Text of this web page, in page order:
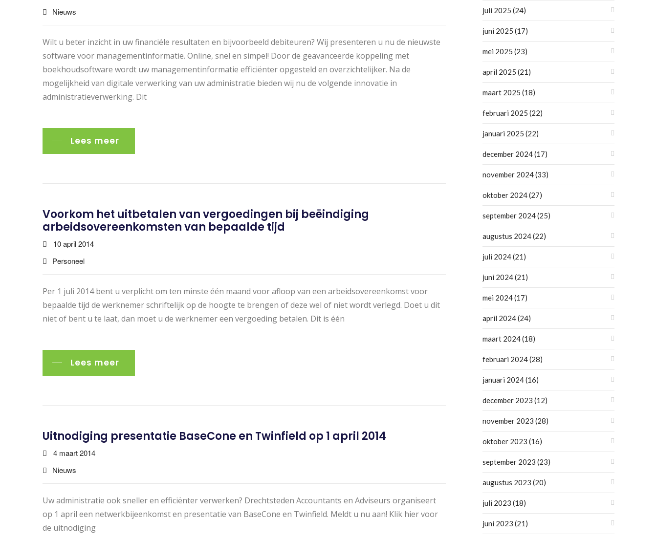
Nieuws
Wilt u beter inzicht in uw financiële resultaten en bijvoorbeeld debiteuren? Wij presenteren u nu de nieuwste
software voor managementinformatie. Online, snel en simpel! Door de geavanceerde koppeling met
boekhoudsoftware wordt uw managementinformatie efficiënter opgesteld en overzichtelijker. Na de
mogelijkheid van digitale verwerking van uw administratie bieden wij nu de volgende innovatie in
administratieverwerking. Dit
Lees meer
Voorkom het uitbetalen van vergoedingen bij beëindiging
arbeidsovereenkomsten van bepaalde tijd
10 april 2014
Personeel
Per 1 juli 2014 bent u verplicht om ten minste één maand voor afloop van een arbeidsovereenkomst voor
bepaalde tijd de werknemer schriftelijk op de hoogte te brengen of deze wel of niet wordt verlegd. Doet u dit
niet of bent u te laat, dan moet u de werknemer een vergoeding betalen. Dit is één
Lees meer
Uitnodiging presentatie BaseCone en Twinfield op 1 april 2014
4 maart 2014
Nieuws
Uw administratie ook sneller en efficiënter verwerken? Drechtsteden Accountants en Adviseurs organiseert
op 1 april een netwerkbijeenkomst en presentatie van BaseCone en Twinfield. Meldt u nu aan! Klik hier voor
de uitnodiging
juli 2025 (24)
juni 2025 (17)
mei 2025 (23)
april 2025 (21)
maart 2025 (18)
februari 2025 (22)
januari 2025 (22)
december 2024(17)
november 2024(33)
oktober 2024(27)
september 2024(25)
augustus 2024(22)
juli 2024(21)
juni 2024(21)
mei 2024(17)
april 2024(24)
maart 2024(18)
februari 2024(28)
januari 2024(16)
december 2023 (12)
november 2023 (28)
oktober 2023 (16)
september 2023 (23)
augustus 2023 (20)
juli 2023 (18)
juni 2023 (21)